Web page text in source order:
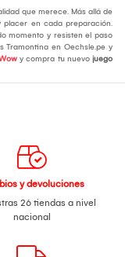
que merece. Más allá de
placer en cada preparación.
momento y resisten el paso
Tramontina en Oechsle.pe y
y compra tu nuevo juego
y devoluciones
26 tiendas a nivel
nacional